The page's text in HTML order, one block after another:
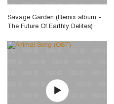
Savage Garden (Remix album -
The Future Of Earthly Delites)